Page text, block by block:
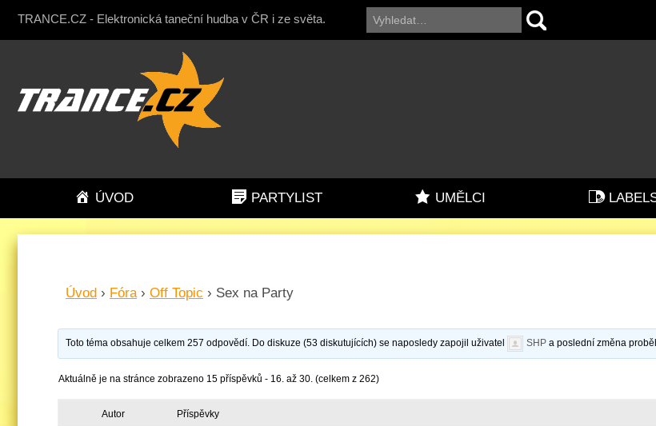
TRANCE.CZ - Elektronická taneční hudba v ČR i ze světa.
ÚVOD PARTYLIST UMĚLCI
Úvod › Fóra › Off Topic › Sex na Party
Toto téma obsahuje celkem 257 odpovědí. Do diskuze (53 diskutujících) se naposledy zapojil uživatel SHP a poslední změna
Aktuálně je na stránce zobrazeno 15 příspěvků - 16. až 30. (celkem z 262)
Autor Příspěvky